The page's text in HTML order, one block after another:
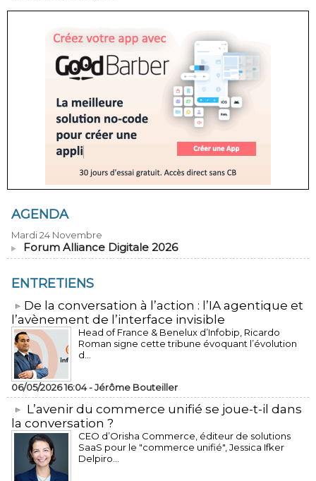
AGENDA
Mardi 24 Novembre
Forum Alliance Digitale 2026
ENTRETIENS
​De la conversation à l’action : l’IA agentique et
l’avènement de l’interface invisible
Head of France & Benelux d’Infobip, Ricardo
Roman signe cette tribune évoquant l’évolution
d...
06/05/2026 16:04 -Jérôme Bouteiller
L’avenir du commerce unifié se joue-t-il dans
la conversation ?
CEO d’Orisha Commerce, éditeur de solutions
SaaS pour le "commerce unifié", Jessica Ifker
Delpiro...